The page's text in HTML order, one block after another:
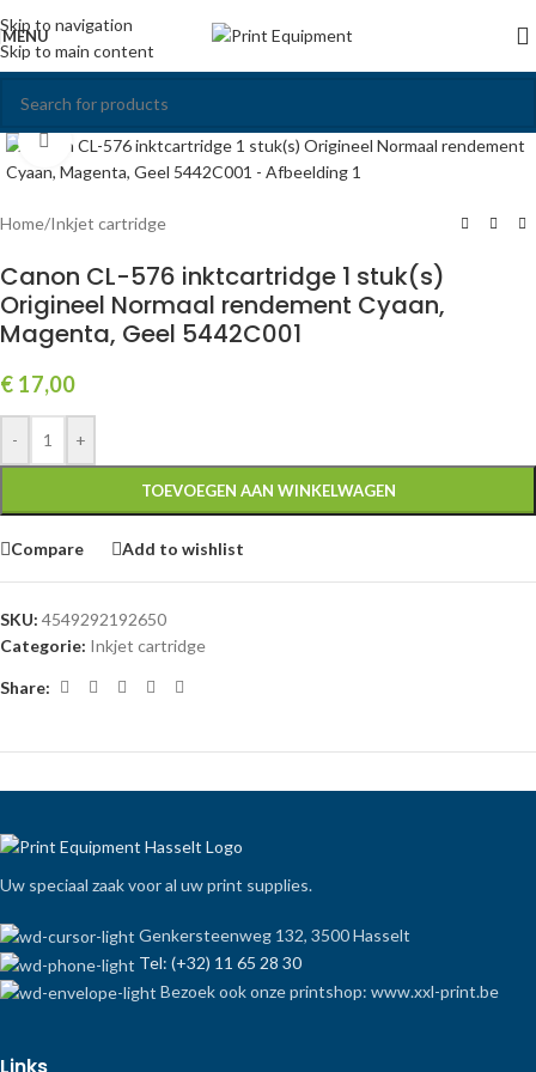
Skip to navigation
Skip to main content
MENU
Click to enlarge
Home/Inkjet cartridge
Canon CL-576 inktcartridge 1 stuk(s)
Origineel Normaal rendement Cyaan,
Magenta, Geel 5442C001
€ 17,00
- +
TOEVOEGEN AAN WINKELWAGEN
Compare Add to wishlist
SKU: 4549292192650
Categorie: Inkjet cartridge
Share:
Uw speciaal zaak voor al uw print supplies.
Genkersteenweg 132, 3500 Hasselt
Tel: (+32) 11 65 28 30
Bezoek ook onze printshop: www.xxl-print.be